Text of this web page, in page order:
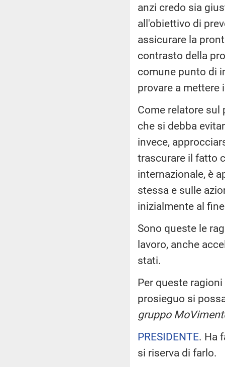
anzi credo sia
all'obiettivo di
assicurare la
contrasto della
comune punto di
provare a mettere
Come relatore sul
che si debba
invece,
trascurare il fatto
internazionale, è
stessa e sulle
inizialmente al
Sono queste le
lavoro, anche
stati.
Per queste
prosieguo si
gruppo
PRESIDENTE. Ha
si riserva di farlo.